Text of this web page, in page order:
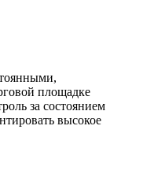
площадке
за состоянием
высокое